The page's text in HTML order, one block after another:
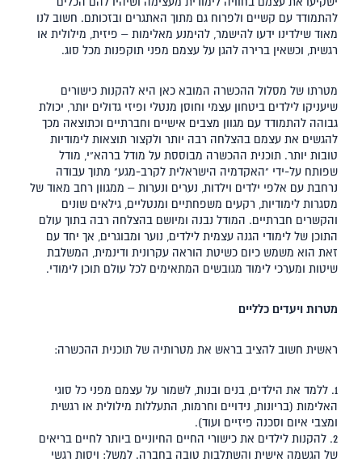
להתמודד עם קשיים ולפרוח גם מתוך האתגרים ובזכותם. חשוב לנו
מאוד שילדינו ידעו להישמר, להימנע מאלימות – פיזית, מילולית או
רגשית, וכשאין ברירה להגן על עצמם מפני תוקפנות מכל סוג.
מטרתו של מסלול ההכשרה המובא כאן היא להקנות כישורים
שיעניקו לילדים ביטחון עצמי וחוסן מנטלי ופיזי גדולים יותר, יכולת
גבוהה להתמודד עם מגוון מצבים אישיים וחברתיים וכתוצאה מכך
להגשים את עצמם בהצלחה רבה יותר ולקצור תוצאות לימודיות
טובות יותר. תוכנית ההכשרה מבוססת על מודל ברהא"י, מודל
שפותח על-ידי "האקדמיה הישראלית לקרב-מגע" מתוך עבודה
נרחבת עם אלפי ילדים וילדות, נערים ונערות – ממגוון רחב מאוד של
מסגרות לימודיות, רקעים משפחתיים ומנטליים, גילאים שונים
והקשרים חברתיים. המודל נבנה ומיושם בהצלחה רבה בתוך עולם
התוכן של לימודי הגנה עצמית לילדים, נוער ומבוגרים, אך יחד עם
זאת הוא משמש כיום כשיטת הוראה עקרונית ודינמית, המשלבת
שיטות ומערכי לימוד מגובשים המתאימים לכל עולם תוכן לימודי.
מטרות ויעדים כלליים
ראשית חשוב להציב בראש את מטרותיה של תוכנית ההכשרה:
ללמד את הילדים, בנים ובנות, לשמור על עצמם מפני כל סוגי
האלימות (בריונות, נידויים וחרמות, התעללות מילולית או רגשית
ומצבי איום וסכנה פיזיים ועוד).
להקנות לילדים את כישורי החיים החיוניים ביותר לחיים בריאים
של הגשמה אישית והשתלבות טובה בחברה. למשל: ויסות רגשי